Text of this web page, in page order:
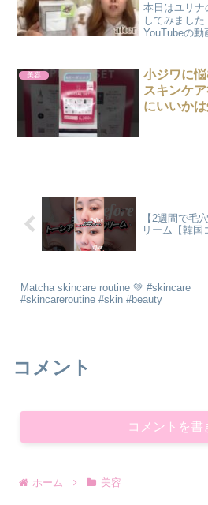
本日はユリナ
してみまし
YouTubeの動
美容
小ジワに
スキンケ
にいいか
【2週間で毛
リーム【韓国
Matcha skincare routine 💚 #skincare
#skincareroutine #skin #beauty
コメント
コメントを書
ホーム 美容